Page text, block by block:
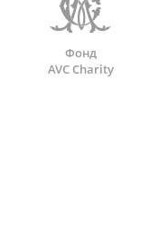
Фонд
AVC Charity